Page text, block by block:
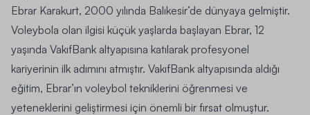
Ebrar Karakurt, 2000 yılında Balıkesir’de dünyaya gelmiştir.
Voleybola olan ilgisi küçük yaşlarda başlayan Ebrar, 12
yaşında VakıfBank altyapısına katılarak profesyonel
kariyerinin ilk adımını atmıştır. VakıfBank altyapısında aldığı
eğitim, Ebrar’ın voleybol tekniklerini öğrenmesi ve
yeteneklerini geliştirmesi için önemli bir fırsat olmuştur.